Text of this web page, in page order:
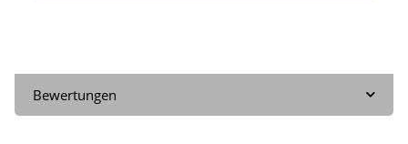
Bewertungen